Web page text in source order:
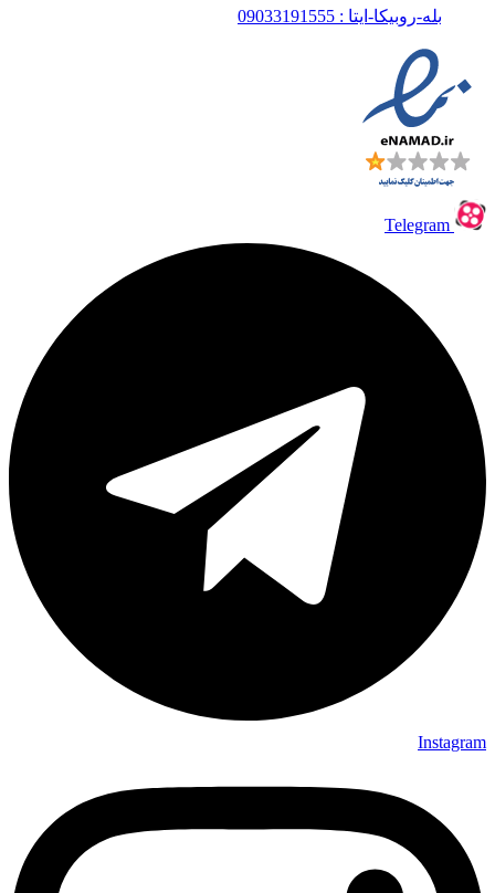
بله-روبیکا-ایتا : 09033191555
Telegram
Instagram